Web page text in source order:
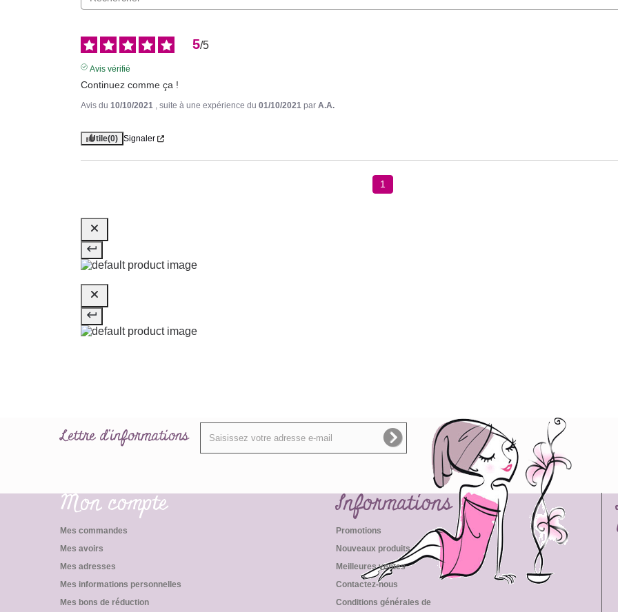
5/5
Avis vérifié
Continuez comme ça !
Avis du 10/10/2021 , suite à une expérience du 01/10/2021 par A.A.
Utile(0) Signaler
1
Lettre d'informations
Mon compte
Mes commandes
Mes avoirs
Mes adresses
Mes informations personnelles
Mes bons de réduction
Informations
Promotions
Nouveaux produits
Meilleures ventes
Contactez-nous
Conditions générales de